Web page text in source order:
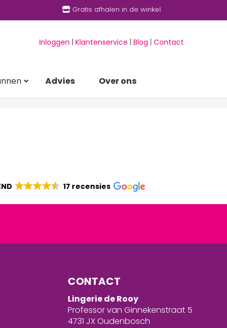
Gratis afhalen in de winkel
Inloggen Klantenservice Blog Contact
Advies Over ons
17 recensies
CONTACT
Lingerie de Rooy
Professor van Ginnekenstraat 5
4731 JX Oudenbosch